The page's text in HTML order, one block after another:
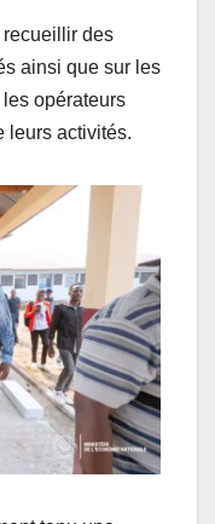
des
ainsi que sur les
opérateurs
leurs activités.